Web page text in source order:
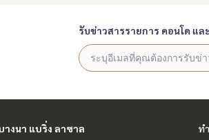
รับข่าวสารรายการ คอนโด แล
างนา แบริ่ง ลาซาล ท